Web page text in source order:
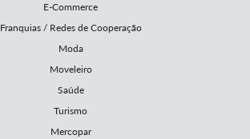
E-Commerce
Franquias / Redes de Cooperação
Moda
Moveleiro
Saúde
Turismo
Mercopar